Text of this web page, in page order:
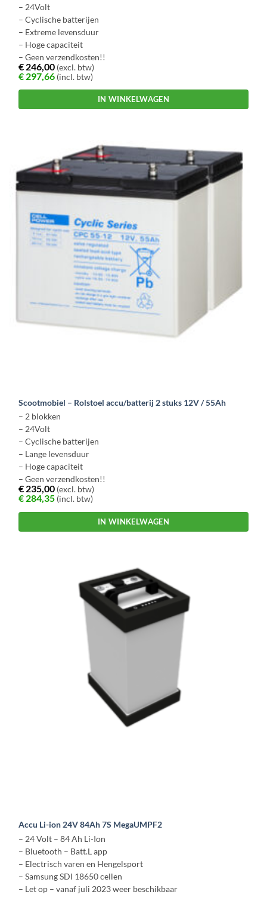
– 24Volt
– Cyclische batterijen
– Extreme levensduur
– Hoge capaciteit
– Geen verzendkosten!!
€ 246,00 (excl. btw)
€ 297,66 (incl. btw)
IN WINKELWAGEN
Scootmobiel – Rolstoel accu/batterij 2 stuks 12V / 55Ah
– 2 blokken
– 24Volt
– Cyclische batterijen
– Lange levensduur
– Hoge capaciteit
– Geen verzendkosten!!
€ 235,00 (excl. btw)
€ 284,35 (incl. btw)
IN WINKELWAGEN
Accu Li-ion 24V 84Ah 7S MegaUMPF2
– 24 Volt – 84 Ah Li-Ion
– Bluetooth – Batt.L app
– Electrisch varen en Hengelsport
– Samsung SDI 18650 cellen
– Let op – vanaf juli 2023 weer beschikbaar